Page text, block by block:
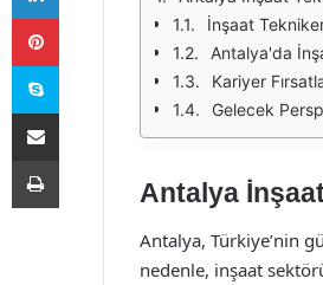
İnşaat
Antalya'da
Kariyer
Gelecek
Antalya
Antalya, Türkiye’nin
nedenle, inşaat
Pinterest
Skype
E-Posta ile paylaş